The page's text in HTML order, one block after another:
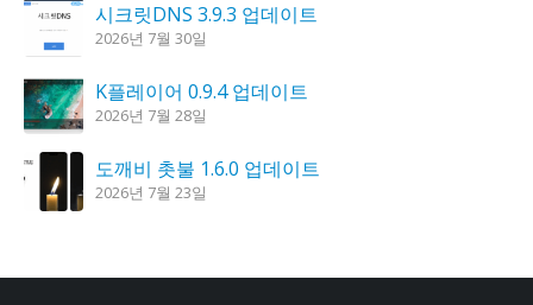
시크릿DNS 3.9.3 업데이트
2026년 7월 30일
K플레이어 0.9.4 업데이트
2026년 7월 28일
도깨비 촛불 1.6.0 업데이트
2026년 7월 23일